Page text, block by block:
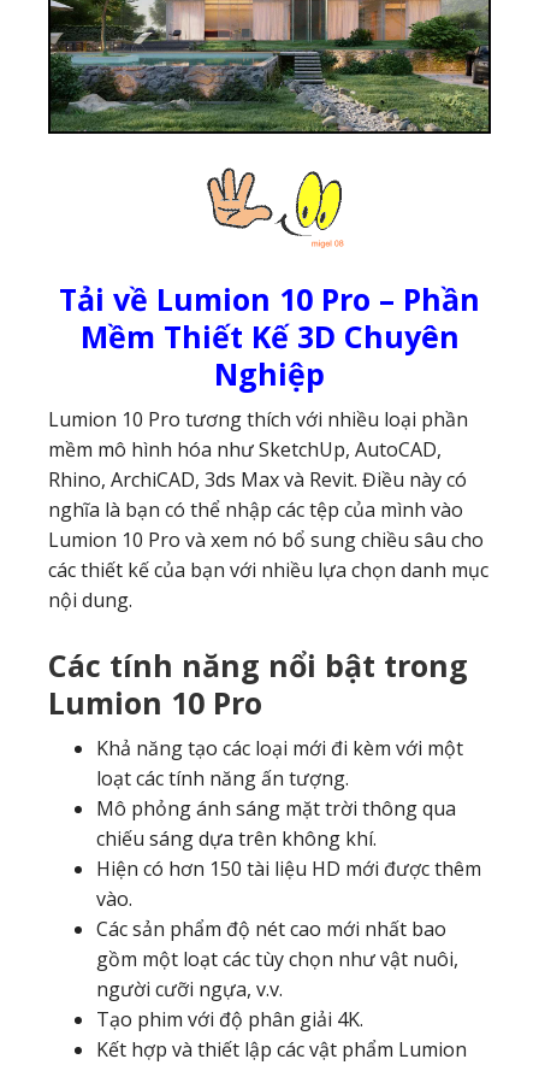
Tải về Lumion 10 Pro – Phần
Mềm Thiết Kế 3D Chuyên
Nghiệp
Lumion 10 Pro tương thích với nhiều loại phần
mềm mô hình hóa như SketchUp, AutoCAD,
Rhino, ArchiCAD, 3ds Max và Revit. Điều này có
nghĩa là bạn có thể nhập các tệp của mình vào
Lumion 10 Pro và xem nó bổ sung chiều sâu cho
các thiết kế của bạn với nhiều lựa chọn danh mục
nội dung.
Các tính năng nổi bật trong
Lumion 10 Pro
Khả năng tạo các loại mới đi kèm với một
loạt các tính năng ấn tượng.
Mô phỏng ánh sáng mặt trời thông qua
chiếu sáng dựa trên không khí.
Hiện có hơn 150 tài liệu HD mới được thêm
vào.
Các sản phẩm độ nét cao mới nhất bao
gồm một loạt các tùy chọn như vật nuôi,
người cưỡi ngựa, v.v.
Tạo phim với độ phân giải 4K.
Kết hợp và thiết lập các vật phẩm Lumion